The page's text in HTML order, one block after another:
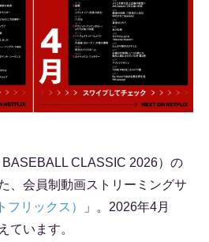
CLASSIC 2026）の
、会員制動画ストリーミングサ
フリックス）
」。2026年4月
ています。